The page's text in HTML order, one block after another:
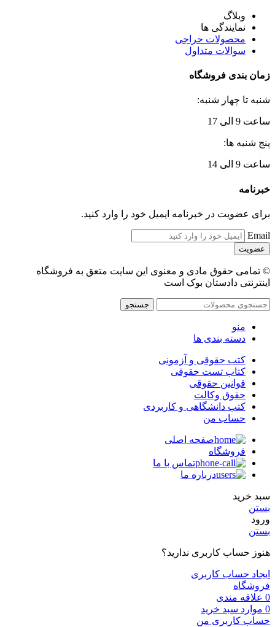
وبلاگ
نمایندگی ها
محصولات حراجی
سوالات متداول
زمان بندی فروشگاه
شنبه تا چهار شنبه:
ساعت 9 الی 17
پنج شنبه ها:
ساعت 9 الی 14
خبرنامه
برای عضویت در خبرنامه ایمیل خود را وارد کنید.
Email
© تمامی حقوق مادی و معنوی این سایت متعق به فروشگاه
اینترنتی دادستان بوک است
جستجو
منو
دسته بندی ها
کتب حقوقی و آزمونی
کتاب تست حقوقی
قوانین حقوقی
حقوق وکالت
کتب دانشگاهی و کاربردی
حساب من
صفحه اصلی
فروشگاه
تماس با ما
درباره ما
سبد خرید
بستن
ورود
بستن
هنوز حساب کاربری ندارید؟
ایجاد حساب کاربری
فروشگاه
0 علاقه مندی
0 موارد سبد خرید
حساب کاربری من